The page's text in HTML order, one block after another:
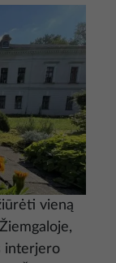
vieną
interjero